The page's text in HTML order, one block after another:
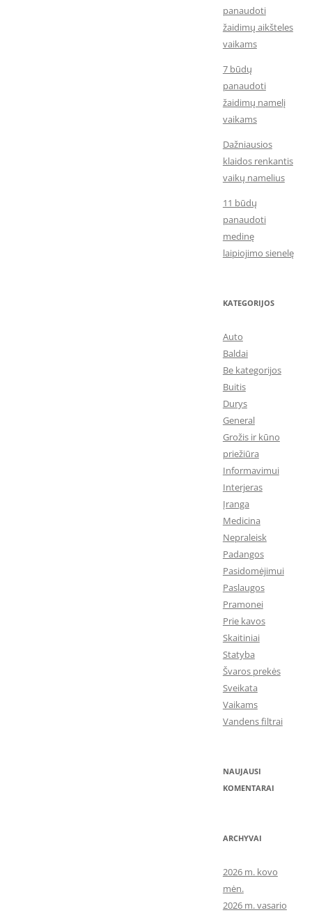
panaudoti
žaidimų aikšteles
vaikams
7 būdų
panaudoti
žaidimų namelį
vaikams
Dažniausios
klaidos renkantis
vaikų namelius
11 būdų
panaudoti
medinę
laipiojimo sienelę
KATEGORIJOS
Auto
Baldai
Be kategorijos
Buitis
Durys
General
Grožis ir kūno
priežiūra
Informavimui
Interjeras
Įranga
Medicina
Nepraleisk
Padangos
Pasidomėjimui
Paslaugos
Pramonei
Prie kavos
Skaitiniai
Statyba
Švaros prekės
Sveikata
Vaikams
Vandens filtrai
NAUJAUSI
KOMENTARAI
ARCHYVAI
2026 m. kovo
mėn.
2026 m. vasario